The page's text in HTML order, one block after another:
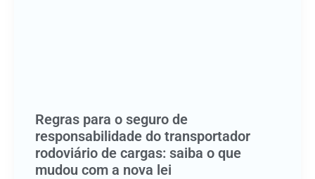
Regras para o seguro de
responsabilidade do transportador
rodoviário de cargas: saiba o que
mudou com a nova lei